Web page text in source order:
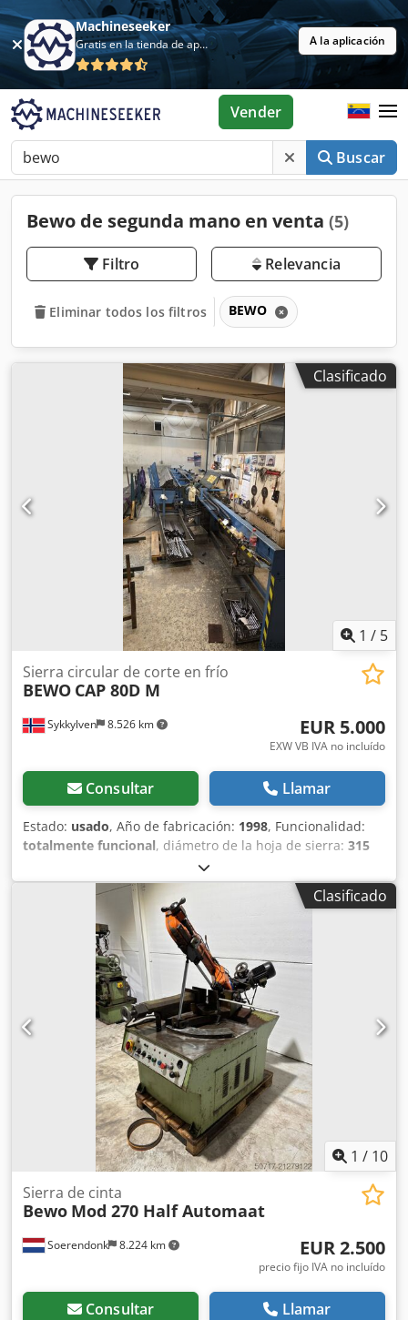
Machineseeker
Gratis en la tienda de aplicaciones A la aplicación
Buscar
Vender
Bewo de segunda mano en venta (5)
Filtro Relevancia
Eliminar todos los filtros BEWO
Clasificado
1 / 5
Sykkylven 8.526 km
Sierra circular de corte en frío
BEWO CAP 80D M
EUR 5.000
EXW VB IVA no incluído
Consultar Llamar
Estado: usado, Año de fabricación: 1998, Funcionalidad:
totalmente funcional, diámetro de la hoja de sierra: 315
80 mm
X:7.500 mm, longitud de avance eje Y:6.000 mm, longitud
13.000 mm , altura total:
, ancho total:
, peso total: 5.000 kg
cuadrado a 45°:1 mm
, Rango de corte acero cuadrado a
, diámetro de corte:80 mm, Controlador
Siemens Djdpfey S Abnjx Ahksck
Clasificado
1 / 10
Soerendonk 8.224 km
Sierra de cinta
Bewo Mod 270 Half Automaat
EUR 2.500
precio fijo IVA no incluído
Consultar Llamar